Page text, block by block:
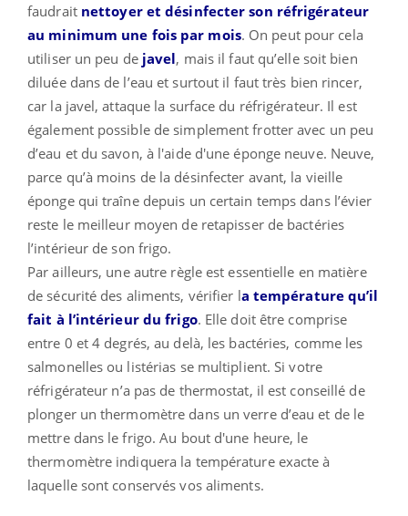
faudrait nettoyer et désinfecter son réfrigérateur
au minimum une fois par mois. On peut pour cela
utiliser un peu de javel, mais il faut qu’elle soit bien
diluée dans de l’eau et surtout il faut très bien rincer,
car la javel, attaque la surface du réfrigérateur. Il est
également possible de simplement frotter avec un peu
d’eau et du savon, à l'aide d'une éponge neuve. Neuve,
parce qu’à moins de la désinfecter avant, la vieille
éponge qui traîne depuis un certain temps dans l’évier
reste le meilleur moyen de retapisser de bactéries
l’intérieur de son frigo.
Par ailleurs, une autre règle est essentielle en matière
de sécurité des aliments, vérifier la température qu’il
fait à l’intérieur du frigo. Elle doit être comprise
entre 0 et 4 degrés, au delà, les bactéries, comme les
salmonelles ou listérias se multiplient. Si votre
réfrigérateur n’a pas de thermostat, il est conseillé de
plonger un thermomètre dans un verre d’eau et de le
mettre dans le frigo. Au bout d'une heure, le
thermomètre indiquera la température exacte à
laquelle sont conservés vos aliments.